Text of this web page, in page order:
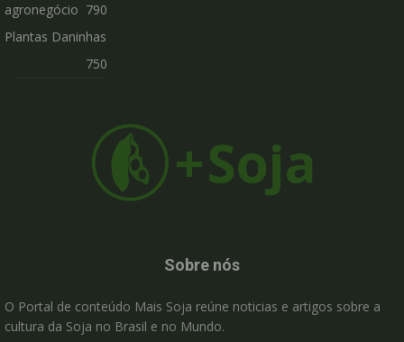
agronegócio 790
Plantas Daninhas
750
Sobre nós
O Portal de conteúdo Mais Soja reúne noticias e artigos sobre a
cultura da Soja no Brasil e no Mundo.